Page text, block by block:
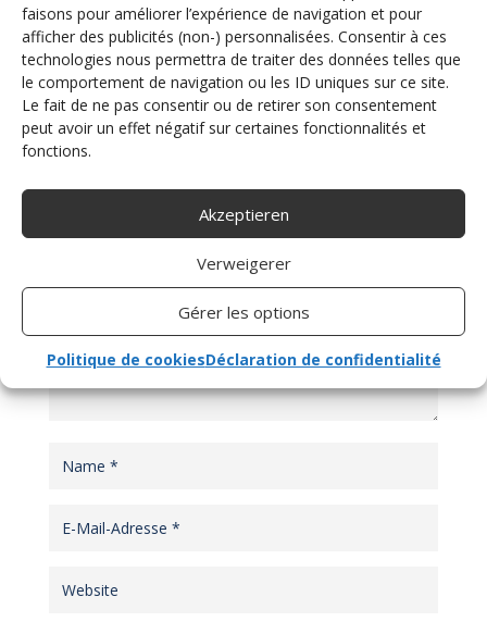
faisons pour améliorer l’expérience de navigation et pour
afficher des publicités (non-) personnalisées. Consentir à ces
technologies nous permettra de traiter des données telles que
le comportement de navigation ou les ID uniques sur ce site.
Le fait de ne pas consentir ou de retirer son consentement
peut avoir un effet négatif sur certaines fonctionnalités et
fonctions.
Akzeptieren
Verweigerer
Gérer les options
Politique de cookiesDéclaration de confidentialité
KOMMENTAR ABSENDEN
Deine E-Mail-Adresse wird nicht veröffentlicht.